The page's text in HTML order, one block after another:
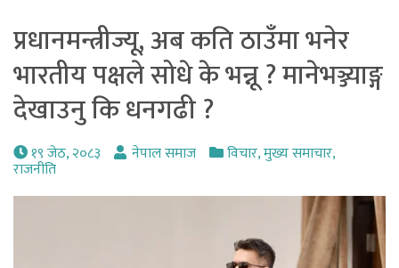
प्रधानमन्त्रीज्यू, अब कति ठाउँमा भनेर
भारतीय पक्षले सोधे के भन्नू ? मानेभञ्ज्याङ्ग
देखाउनु कि धनगढी ?
१९ जेठ, २०८३ नेपाल समाज विचार,मुख्य समाचार,
राजनीति